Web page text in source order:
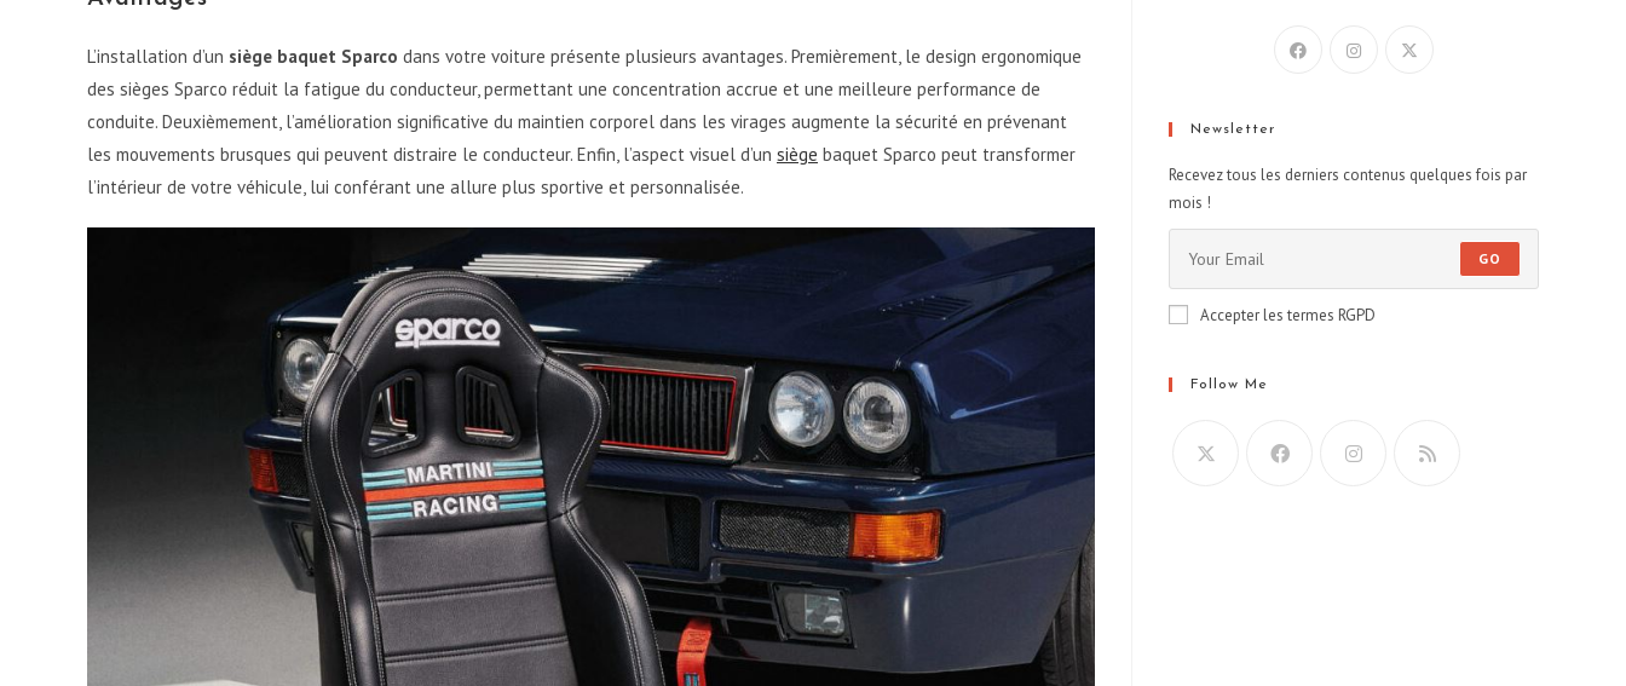
L’installation d’un siège baquet Sparco dans votre voiture présente plusieurs avantages. Premièrement, le design ergonomique
des sièges Sparco réduit la fatigue du conducteur, permettant une concentration accrue et une meilleure performance de
conduite. Deuxièmement, l’amélioration significative du maintien corporel dans les virages augmente la sécurité en prévenant
les mouvements brusques qui peuvent distraire le conducteur. Enfin, l’aspect visuel d’un siège baquet Sparco peut transformer
l’intérieur de votre véhicule, lui conférant une allure plus sportive et personnalisée.
Newsletter
Recevez tous les derniers contenus quelques fois par
mois !
GO
Accepter les termes RGPD
Follow Me